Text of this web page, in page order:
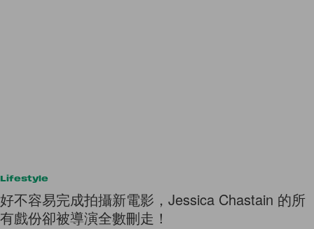
Lifestyle
好不容易完成拍攝新電影，Jessica Chastain 的所
有戲份卻被導演全數刪走！